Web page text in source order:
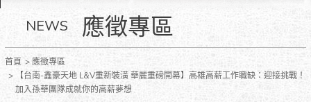
NEWS 應徵專區
首頁
應徵專區
【台南-鑫豪天地 L&V重新裝潢 華麗重磅開幕】高雄高薪工作職缺：迎接挑戰！
加入孫華團隊成就你的高薪夢想